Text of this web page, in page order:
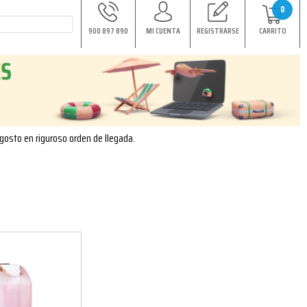
900 897 890 MI CUENTA REGISTRARSE
0
CARRITO
en riguroso orden de llegada.